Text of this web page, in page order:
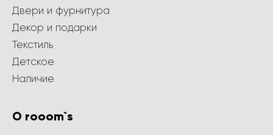
Двери и фурнитура
Декор и подарки
Текстиль
Детское
Наличие
О rooom`s